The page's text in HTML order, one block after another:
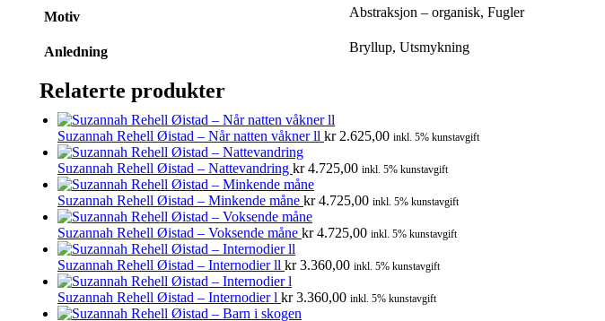
Motiv Abstraksjon – organisk, Fugler
Anledning Bryllup, Utsmykning
Relaterte produkter
Suzannah Rehell Øistad – Når natten våkner ll kr2.625,00 inkl. 5% kunstavgift
Suzannah Rehell Øistad – Nattevandring kr4.725,00 inkl. 5% kunstavgift
Suzannah Rehell Øistad – Minkende måne kr4.725,00 inkl. 5% kunstavgift
Suzannah Rehell Øistad – Voksende måne kr4.725,00 inkl. 5% kunstavgift
Suzannah Rehell Øistad – Internodier ll kr3.360,00 inkl. 5% kunstavgift
Suzannah Rehell Øistad – Internodier l kr3.360,00 inkl. 5% kunstavgift